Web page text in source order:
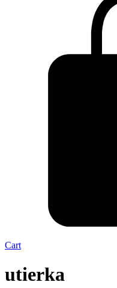
Cart
utierka